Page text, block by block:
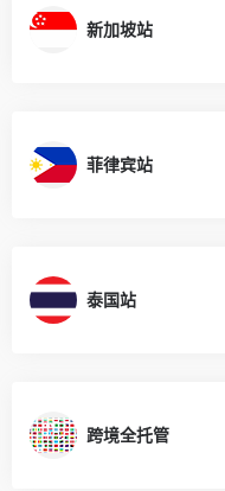
新加坡站
菲律宾站
泰国站
跨境全托管